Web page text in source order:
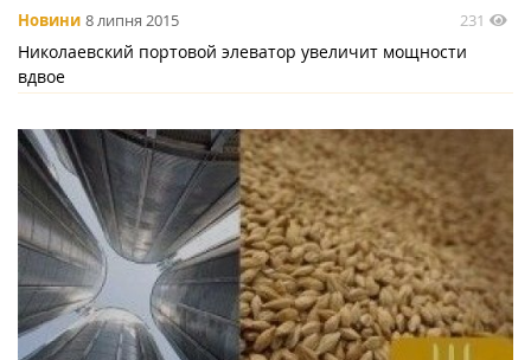
Новини 8 липня 2015 231
Николаевский портовой элеватор увеличит мощности
вдвое